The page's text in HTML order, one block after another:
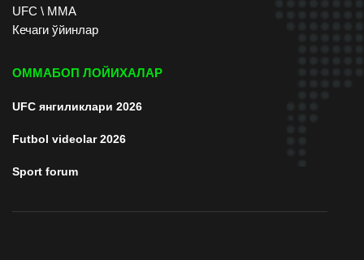
UFC \ ММА
Кечаги ўйинлар
ОММАБОП ЛОЙИХАЛАР
UFC янгиликлари 2026
Futbol videolar 2026
Sport forum